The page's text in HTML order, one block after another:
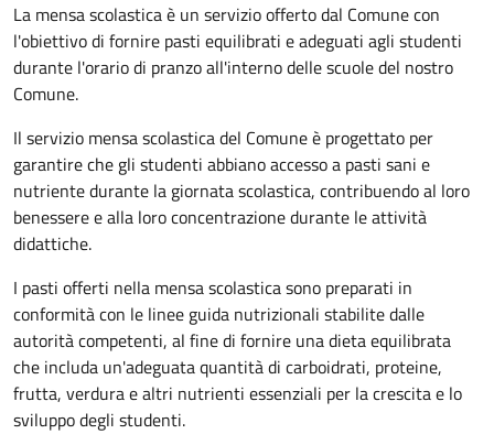
La mensa scolastica è un servizio offerto dal Comune con
l'obiettivo di fornire pasti equilibrati e adeguati agli studenti
durante l'orario di pranzo all'interno delle scuole del nostro
Comune.
Il servizio mensa scolastica del Comune è progettato per
garantire che gli studenti abbiano accesso a pasti sani e
nutriente durante la giornata scolastica, contribuendo al loro
benessere e alla loro concentrazione durante le attività
didattiche.
I pasti offerti nella mensa scolastica sono preparati in
conformità con le linee guida nutrizionali stabilite dalle
autorità competenti, al fine di fornire una dieta equilibrata
che includa un'adeguata quantità di carboidrati, proteine,
frutta, verdura e altri nutrienti essenziali per la crescita e lo
sviluppo degli studenti.